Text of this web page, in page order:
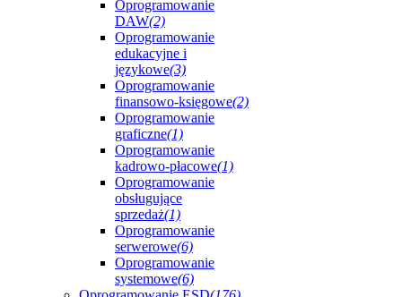
Oprogramowanie
DAW(2)
Oprogramowanie
edukacyjne i
językowe(3)
Oprogramowanie
finansowo-księgowe(2)
Oprogramowanie
graficzne(1)
Oprogramowanie
kadrowo-płacowe(1)
Oprogramowanie
obsługujące
sprzedaż(1)
Oprogramowanie
serwerowe(6)
Oprogramowanie
systemowe(6)